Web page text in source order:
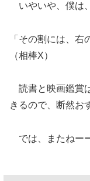
いやいや、僕は
「その割には、右
（相棒X）
読書と映画鑑賞
きるので、断然お
では、またねー